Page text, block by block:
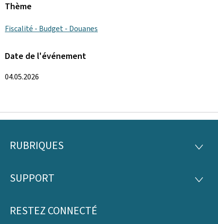
Thème
Fiscalité - Budget - Douanes
Date de l'événement
04.05.2026
Pied
page
RUBRIQUES
SUPPORT
RESTEZ CONNECTÉ